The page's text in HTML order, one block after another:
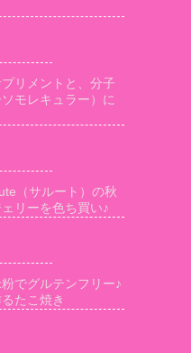
リメントと、分子
モレキュラー）に
（サルート）の秋
リーを色ち買い♪
粉でグルテンフリー♪
たこ焼き